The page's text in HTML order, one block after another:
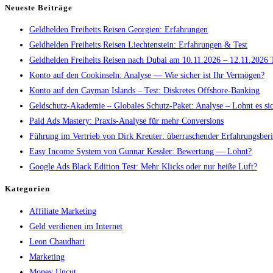
Neueste Beiträge
Geldhelden Freiheits Reisen Georgien: Erfahrungen
Geldhelden Freiheits Reisen Liechtenstein: Erfahrungen & Test
Geldhelden Freiheits Reisen nach Dubai am 10.11.2026 – 12.11.2026
Konto auf den Cookinseln: Analyse — Wie sicher ist Ihr Vermögen?
Konto auf den Cayman Islands – Test: Diskretes Offshore-Banking
Geldschutz-Akademie – Globales Schutz-Paket: Analyse – Lohnt es
Paid Ads Mastery: Praxis-Analyse für mehr Conversions
Führung im Vertrieb von Dirk Kreuter: überraschender
Easy Income System von Gunnar Kessler: Bewertung — Lohnt?
Google Ads Black Edition Test: Mehr Klicks oder nur heiße Luft?
Kategorien
Affiliate Marketing
Geld verdienen im Internet
Leon Chaudhari
Marketing